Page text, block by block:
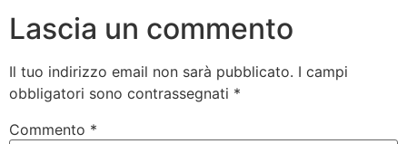
Lascia un commento
Il tuo indirizzo email non sarà pubblicato. I campi
obbligatori sono contrassegnati *
Commento *